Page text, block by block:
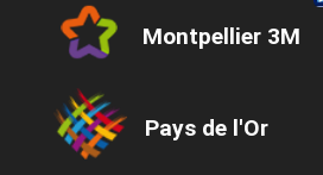
Montpellier 3M
Pays de l'Or